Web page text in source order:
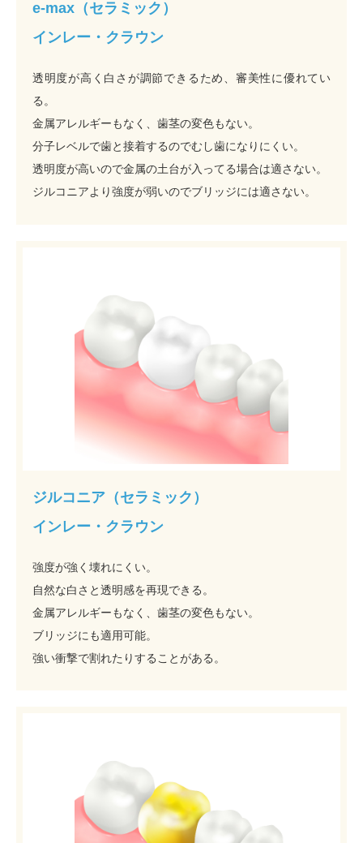
e-max（セラミック）
インレー・クラウン
透明度が高く白さが調節できるため、審美性に優れてい
る。
金属アレルギーもなく、歯茎の変色もない。
分子レベルで歯と接着するのでむし歯になりにくい。
透明度が高いので金属の土台が入ってる場合は適さない。
ジルコニアより強度が弱いのでブリッジには適さない。
ジルコニア（セラミック）
インレー・クラウン
強度が強く壊れにくい。
自然な白さと透明感を再現できる。
金属アレルギーもなく、歯茎の変色もない。
ブリッジにも適用可能。
強い衝撃で割れたりすることがある。